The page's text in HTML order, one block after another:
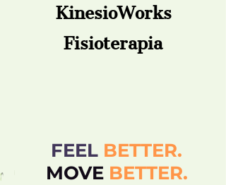
KinesioWorks
Fisioterapia
FEEL BETTER.
MOVE BETTER.